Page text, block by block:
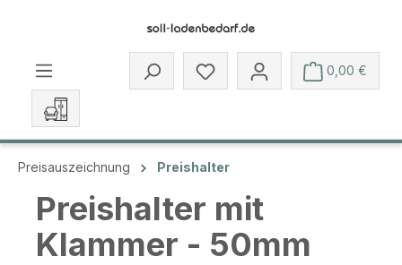
Du hast 0 Produkte auf dem
0,00 €
Preisauszeichnung Preishalter
Preishalter mit
Klammer - 50mm